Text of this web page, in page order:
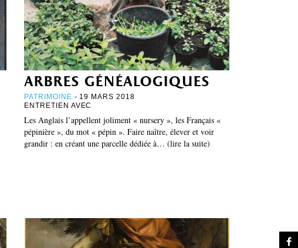
arbres généalogiques
PATRIMOINE - 19 MARS 2018
ENTRETIEN AVEC
Les Anglais l’appellent joliment « nursery », les Français «
pépinière », du mot « pépin ». Faire naître, élever et voir
grandir : en créant une parcelle dédiée à… (lire la suite)